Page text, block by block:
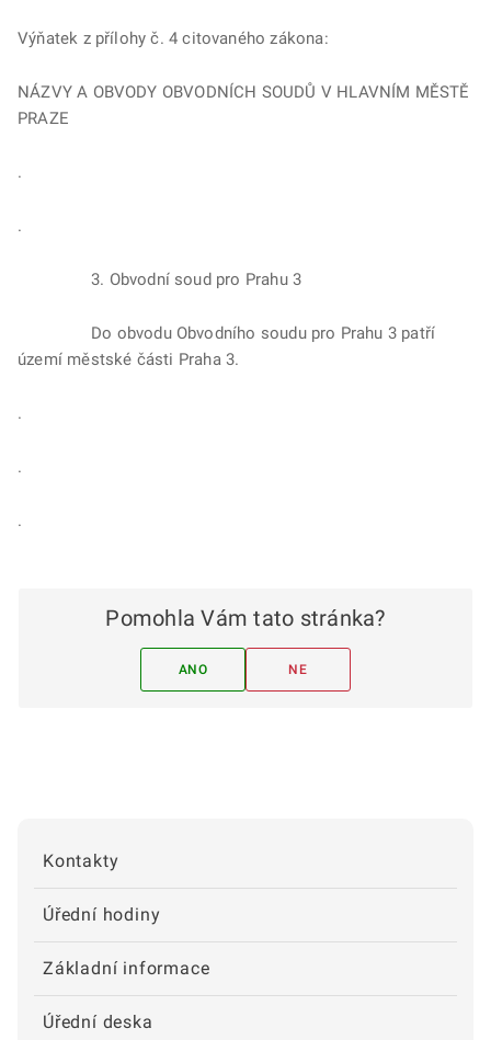
Kontakty
Úřední hodiny
Základní informace
Úřední deska
Výňatek z přílohy č. 4 citovaného zákona:
NÁZVY A OBVODY OBVODNÍCH SOUDŮ V HLAVNÍM MĚSTĚ
PRAZE
.
.
3. Obvodní soud pro Prahu 3
Do obvodu Obvodního soudu pro Prahu 3 patří
území městské části Praha 3.
.
.
.
Pomohla Vám tato stránka?
ANO NE